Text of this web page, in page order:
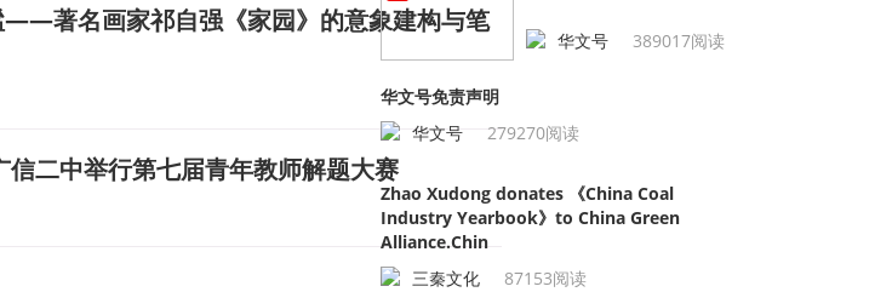
著名画家祁自强《家园》的意象建构与笔
二中举行第七届青年教师解题大赛
华文号 389017阅读
华文号免责声明
华文号
279270阅读
Zhao Xudong donates 《China Coal
Industry Yearbook》to China Green
Alliance.Chin
三秦文化
87153阅读